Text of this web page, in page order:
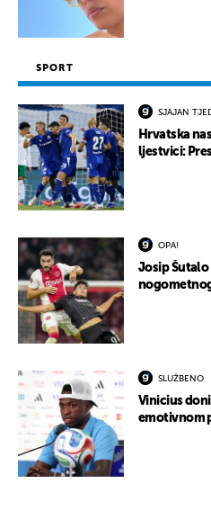
SPORT
SJAJAN
Hrvatska
ljestvici:
OPA!
Josip
SLUŽBENO
Vinicius
emotivnom